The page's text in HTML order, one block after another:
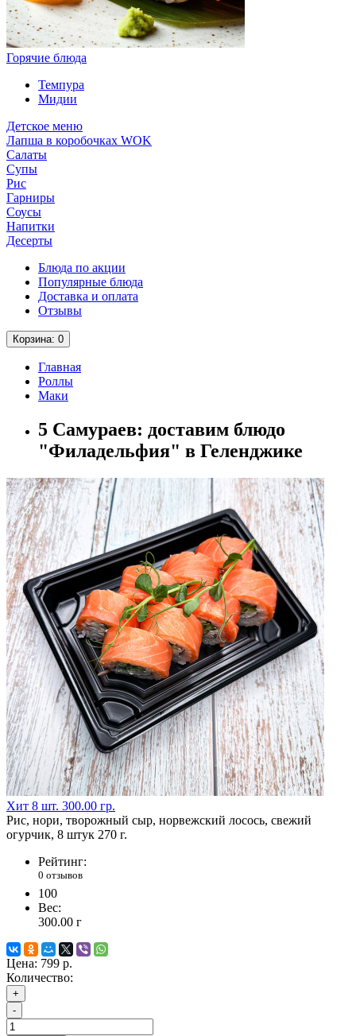
Горячие блюда
Темпура
Мидии
Детское меню
Лапша в коробочках WOK
Салаты
Супы
Рис
Гарниры
Соусы
Напитки
Десерты
Блюда по акции
Популярные блюда
Доставка и оплата
Отзывы
Корзина: 0
Главная
Роллы
Маки
5 Самураев: доставим блюдо
"Филадельфия" в Геленджике
Хит 8 шт. 300.00 гр.
Рис, нори, творожный сыр, норвежский лосось, свежий
огурчик, 8 штук 270 г.
Рейтинг:
0 отзывов
100
Вес:
300.00 г
Цена: 799 р.
Количество:
+
-